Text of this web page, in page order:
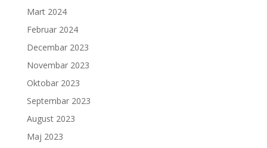
Mart 2024
Februar 2024
Decembar 2023
Novembar 2023
Oktobar 2023
Septembar 2023
August 2023
Maj 2023